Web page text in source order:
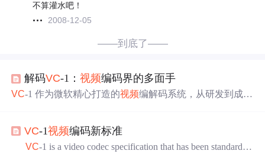
不算灌水吧！
2008-12-05
——到底了——
解码VC-1：视频编码界的多面手
VC-1 作为微软精心打造的视频编解码系统，从研发到成为
的特性。这些特性使其在高清
多硬件设备中得到广泛应用，在视频编码领域留下了浓墨
VC-1视频编码新标准
VC-1 is a video codec specification that has been standardize